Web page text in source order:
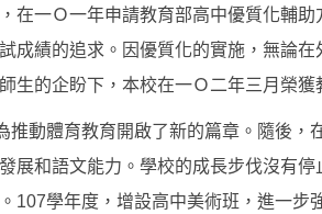
在一Ｏ一年申請教育部高中優質化輔
成績的追求。因優質化的實施，無論
生的企盼下，本校在一Ｏ二年三月榮獲
推動體育教育開啟了新的篇章。隨後，
展和語文能力。學校的成長步伐沒有
107學年度，增設高中美術班，進一步